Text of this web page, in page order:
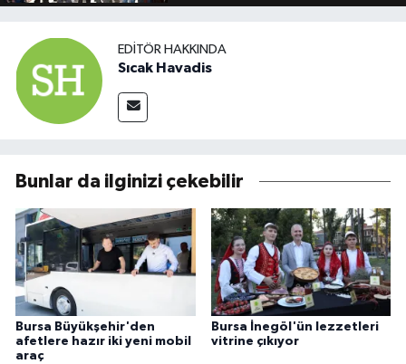
EDITÖR HAKKINDA
Sıcak Havadis
Bunlar da ilginizi çekebilir
Bursa Büyükşehir'den
afetlere hazır iki yeni mobil
araç
Bursa İnegöl'ün lezzetleri
vitrine çıkıyor